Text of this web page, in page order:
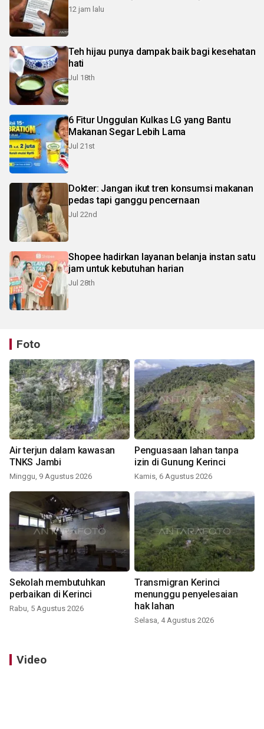
12 jam lalu
Teh hijau punya dampak baik bagi kesehatan
hati
Jul 18th
6 Fitur Unggulan Kulkas LG yang Bantu
Makanan Segar Lebih Lama
Jul 21st
Dokter: Jangan ikut tren konsumsi makanan
pedas tapi ganggu pencernaan
Jul 22nd
Shopee hadirkan layanan belanja instan satu
jam untuk kebutuhan harian
Jul 28th
Foto
Air terjun dalam kawasan
TNKS Jambi
Minggu, 9 Agustus 2026
Penguasaan lahan tanpa
izin di Gunung Kerinci
Kamis, 6 Agustus 2026
Sekolah membutuhkan
perbaikan di Kerinci
Rabu, 5 Agustus 2026
Transmigran Kerinci
menunggu penyelesaian
hak lahan
Selasa, 4 Agustus 2026
Video